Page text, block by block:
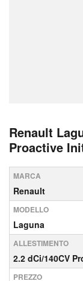
Renault
Proactive
MARCA
Renault
MODELLO
Laguna
ALLESTIMENTO
2.2 dCi/140CV
PREZZO